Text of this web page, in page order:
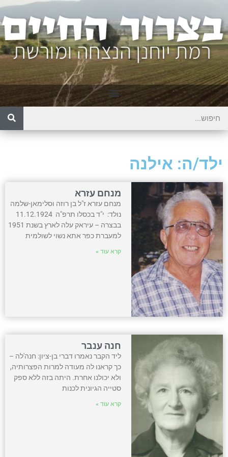
ילד/ה: אילנה
מנחם עזרא
מנחם עזרא ז"ל בן רוזה וסלימאן-שלמה
נולד: י"ד בכסלו תרפ"ה 11.12.1924
בבצרה – עיראק עלה לארץ בשנת 1951
למעברת כפר אתא נשוי לשולמית
קרא עוד »
חנה ענבר
ליד הקבר נאמרו דברי בן-ציון: חנה'לה –
כך קראנו לה מעודה למרות הפצרותיה,
ולא יכולנו אחרת. היתה בזה ללא ספק
סטייה הגיונית לכנות
קרא עוד »